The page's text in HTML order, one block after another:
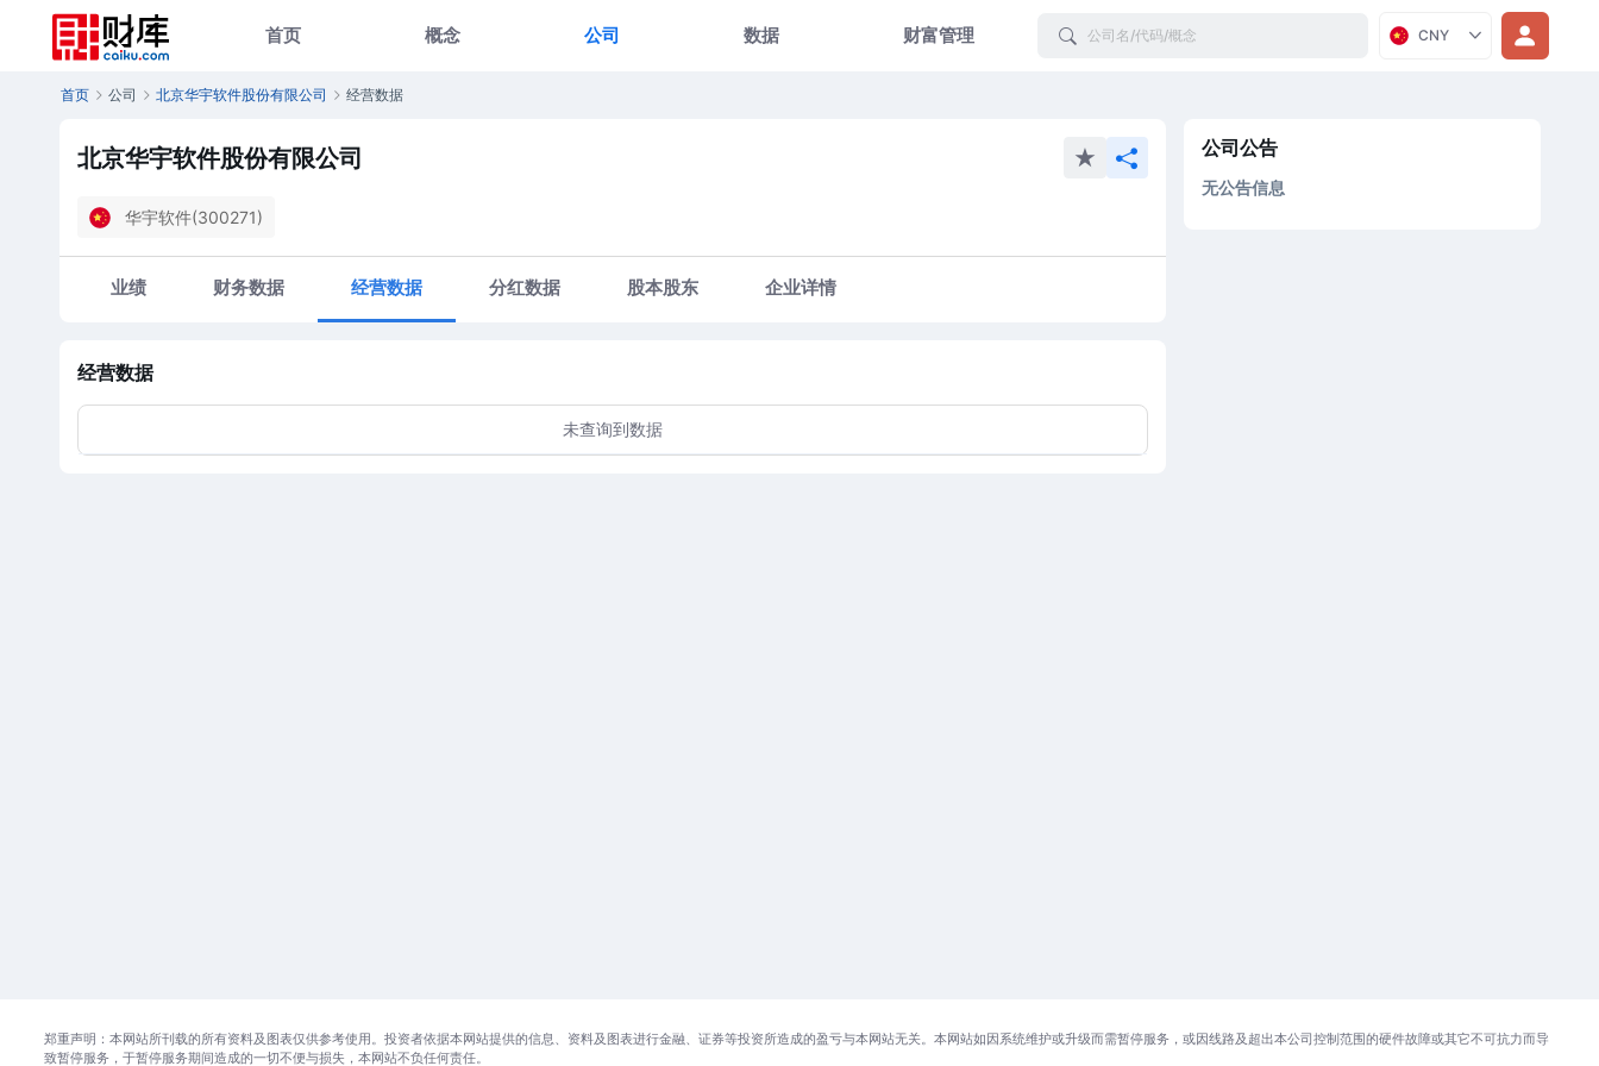
首页 概念 公司 数据 财富管理 Search CNY
首页 公司 北京华宇软件股份有限公司 经营数据
北京华宇软件股份有限公司
华宇软件(300271)
业绩 财务数据 经营数据 分红数据 股本股东 企业详情
经营数据
未查询到数据
公司公告
无公告信息
郑重声明：本网站所刊载的所有资料及图表仅供参考使用。投资者依据本网站提供的信息、资料及图表进行金融、证券等投资所造成的盈亏与本网站无关。本网站如因系统维护或升级而需暂停服务，或因线路及超出本公司控制范围的硬件故障或其它不可抗力而导
致暂停服务，于暂停服务期间造成的一切不便与损失，本网站不负任何责任。